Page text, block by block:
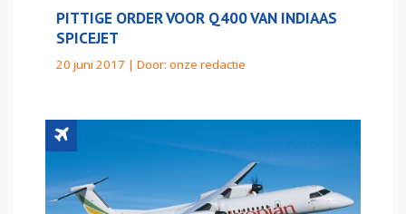
PITTIGE ORDER VOOR Q400 VAN INDIAAS
SPICEJET
20 juni 2017 | Door: onze redactie